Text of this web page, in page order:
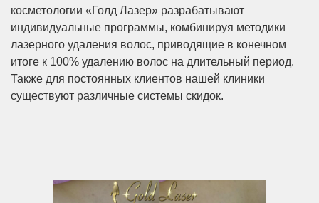
косметологии «Голд Лазер» разрабатывают
индивидуальные программы, комбинируя методики
лазерного удаления волос, приводящие в конечном
итоге к 100% удалению волос на длительный период.
Также для постоянных клиентов нашей клиники
существуют различные системы скидок.